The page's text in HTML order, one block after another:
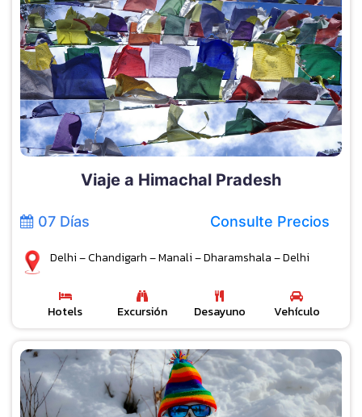
Viaje a Himachal Pradesh
07 Días Consulte Precios
Delhi – Chandigarh – Manali – Dharamshala – Delhi
Hotels Excursión Desayuno Vehículo